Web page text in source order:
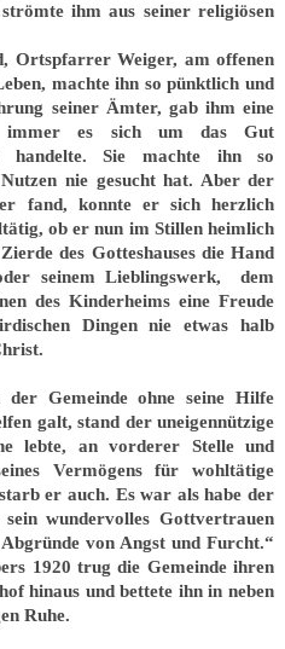
ihm aus seiner religiösen
Ortspfarrer Weiger, am offenen
machte ihn so pünktlich und
seiner Ämter, gab ihm eine
immer es sich um das Gut
handelte. Sie machte ihn so
nie gesucht hat. Aber der
fand, konnte er sich herzlich
ob er nun im Stillen heimlich
des Gotteshauses die Hand
seinem Lieblingswerk, dem
des Kinderheims eine Freude
Dingen nie etwas halb
Gemeinde ohne seine Hilfe
galt, stand der uneigennützige
lebte, an vorderer Stelle und
Vermögens für wohltätige
er auch. Es war als habe der
wundervolles Gottvertrauen
von Angst und Furcht.“
1920 trug die Gemeinde ihren
hinaus und bettete ihn in neben
Ruhe.